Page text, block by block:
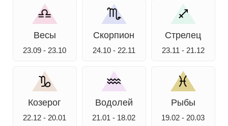
Весы
23.09 - 23.10
Скорпион
24.10 - 22.11
Стрелец
23.11 - 21.12
Козерог
22.12 - 20.01
Водолей
21.01 - 18.02
Рыбы
19.02 - 20.03